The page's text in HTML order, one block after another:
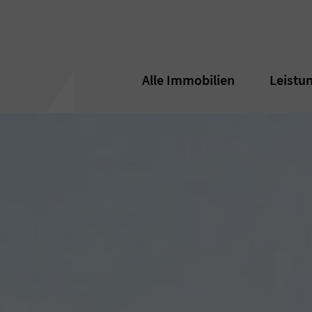
Alle Immobilien
Alle Immobilien